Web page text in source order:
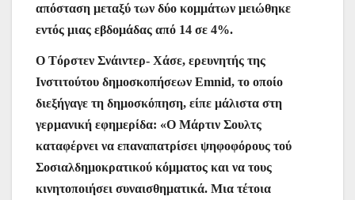
απόσταση μεταξύ των δύο κομμάτων μειώθηκε
εντός μιας εβδομάδας από 14 σε 4%.
Ο Tόρστεν Σνάιντερ- Χάσε, ερευνητής της
Ινστιτούτου δημοσκοπήσεων Emnid, το οποίο
διεξήγαγε τη δημοσκόπηση, είπε μάλιστα στη
γερμανική εφημερίδα: «Ο Μάρτιν Σουλτς
καταφέρνει να επαναπατρίσει ψηφοφόρους τού
Σοσιαλδημοκρατικού κόμματος και να τους
κινητοποιήσει συναισθηματικά. Μια τέτοια